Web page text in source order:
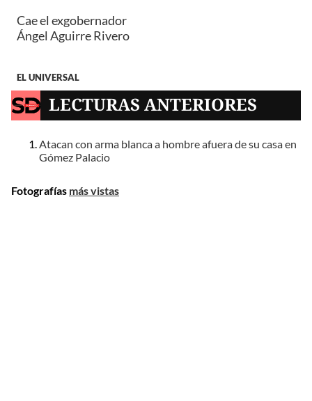
Cae el exgobernador
Ángel Aguirre Rivero
EL UNIVERSAL
LECTURAS ANTERIORES
Atacan con arma blanca a hombre afuera de su casa en
Gómez Palacio
Fotografías más vistas